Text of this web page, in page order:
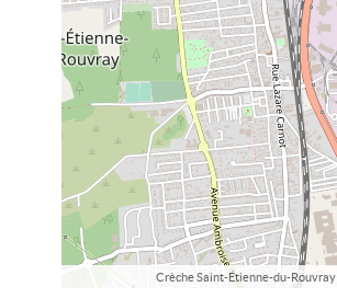
Crèche Saint-Étienne-du-Rouvray